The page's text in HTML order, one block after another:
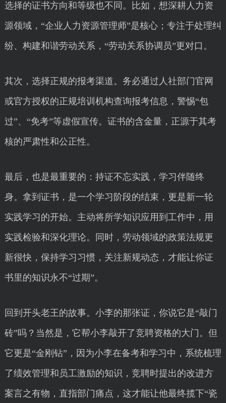
选择的证书方向和等级也不同。比如，想深耕人力资
源领域，“企业人力资源管理师”是核心；专注于处理纠
纷、构建和谐劳动关系，“劳动关系协调员”更对口。
其次，选择正规的报考渠道。务必通过人社部门官网
或官方授权的正规培训机构查询报考信息，警惕“包
过”、“免考”等虚假宣传。证书的含金量，正源于其考
核的严肃性和公正性。
最后，也是最重要的：持证不忘实践，学习伴随终
身。拿到证书，是一个学习阶段的结束，更是新一轮
实践学习的开始。主动将所学知识应用到工作中，用
实践检验和深化理论。同时，劳动领域的政策法规更
新很快，保持学习习惯，关注新规动态，才能让你证
书里的知识永不“过期”。
回到开头老王的故事。小李的那张证，你说它是“敲门
砖”吗？当然是，它帮小李敲开了竞聘资格的大门。但
它更是“金刚钻”，因为小李在备考和学习中，系统梳理
了绩效管理和员工激励的知识，竞聘时提出的改进方
案言之有物，直指部门痛点，这才能让他最终揽下“瓷